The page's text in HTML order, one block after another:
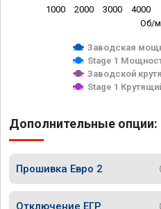
Об/
Заводская
Stage 1
Заводской
Stage 1
1000 2000 3000 4000
Дополнительные опции:
Прошивка Евро 2
Отключение ЕГР